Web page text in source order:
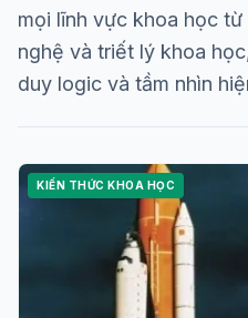
mọi lĩnh vực khoa học
nghệ và triết lý khoa
duy logic và tầm nhìn
KIẾN THỨC KHOA HỌC